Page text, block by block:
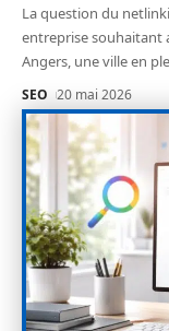
La question du
entreprise souhaitant
Angers, une ville en
SEO 20 mai 2026